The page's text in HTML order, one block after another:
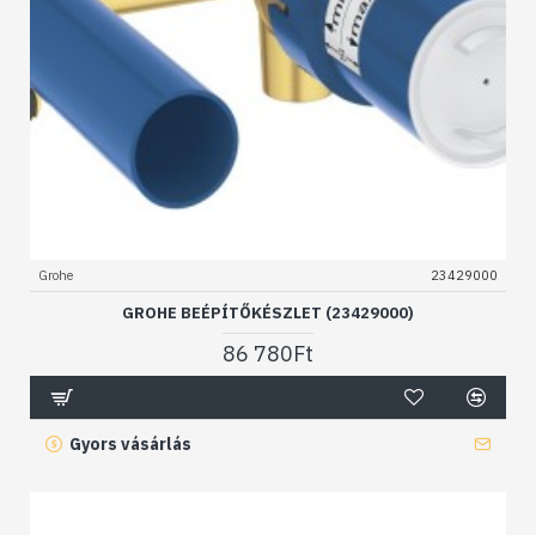
Grohe 23429000
GROHE BEÉPÍTŐKÉSZLET (23429000)
86 780Ft
Gyors vásárlás